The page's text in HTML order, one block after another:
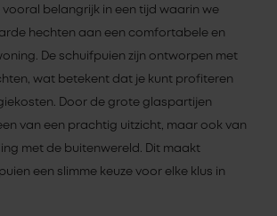
vooral belangrijk in een tijd waarin we
hechten aan een comfortabele en
De schuifpuien zijn ontworpen met
wat betekent dat je kunt profiteren
Door de grote glaspartijen
van een prachtig uitzicht, maar ook van
met de buitenwereld. Dit maakt
een slimme keuze voor elke klus in